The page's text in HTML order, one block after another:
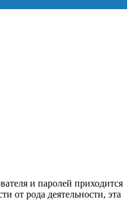
и паролей приходится
от рода деятельности, эта